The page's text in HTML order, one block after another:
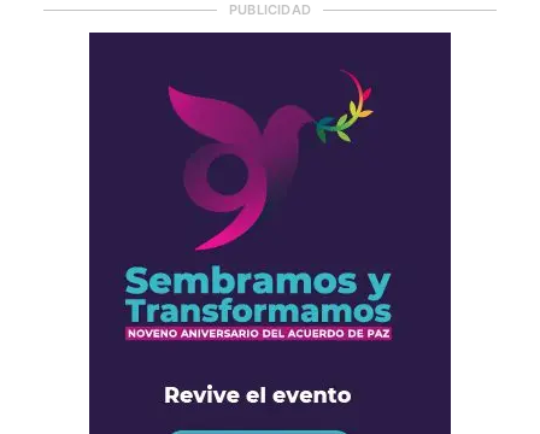
PUBLICIDAD